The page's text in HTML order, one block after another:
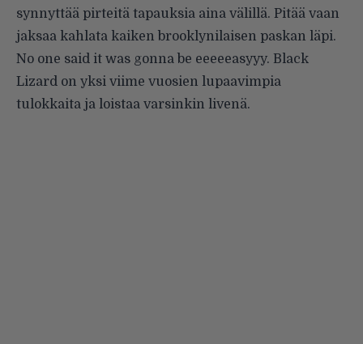
synnyttää pirteitä tapauksia aina välillä. Pitää vaan
jaksaa kahlata kaiken brooklynilaisen paskan läpi.
No one said it was gonna be eeeeeasyyy. Black
Lizard on yksi viime vuosien lupaavimpia
tulokkaita ja loistaa varsinkin livenä.